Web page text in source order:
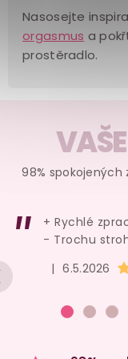
Nasosejte
orgasmus a
prostěradlo.
98% spokojených
| 6.5.2026
+ Rychlé
- Trochu